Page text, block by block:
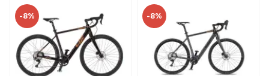
-8% -8%